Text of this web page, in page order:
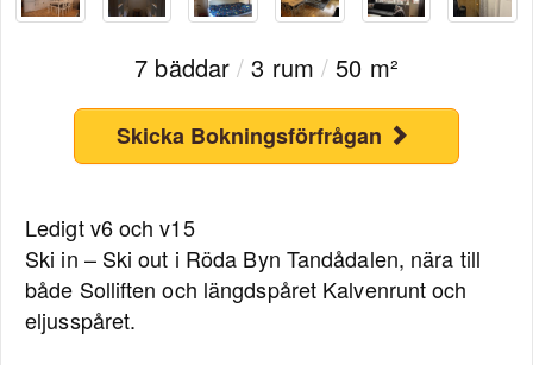
7 bäddar/ 3 rum / 50 m²
Skicka Bokningsförfrågan
Ledigt v6 och v15
Ski in – Ski out i Röda Byn Tandådalen, nära till
både Solliften och längdspåret Kalvenrunt och
eljusspåret.